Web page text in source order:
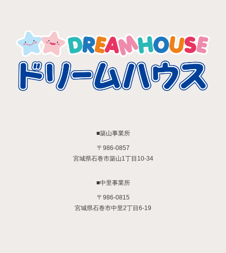
■築山事業所
〒986-0857
宮城県石巻市築山1丁目10-34
■中里事業所
〒986-0815
宮城県石巻市中里2丁目6-19